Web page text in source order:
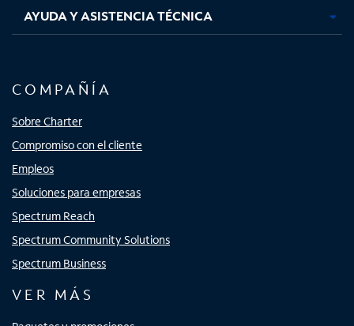
AYUDA Y ASISTENCIA TÉCNICA
COMPAÑÍA
Sobre Charter
Compromiso con el cliente
Empleos
Soluciones para empresas
Spectrum Reach
Spectrum Community Solutions
Spectrum Business
VER MÁS